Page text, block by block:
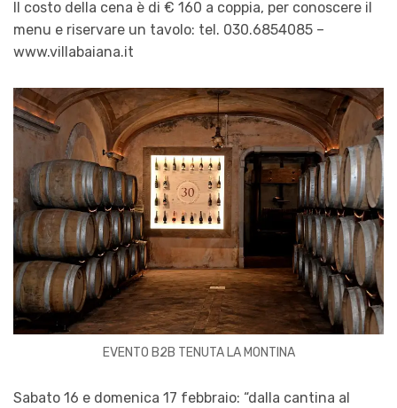
Il costo della cena è di € 160 a coppia, per conoscere il
menu e riservare un tavolo: tel. 030.6854085 –
www.villabaiana.it
EVENTO B2B TENUTA LA MONTINA
Sabato 16 e domenica 17 febbraio: “dalla cantina al